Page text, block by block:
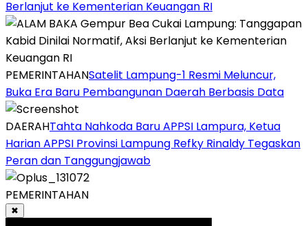
Berlanjut ke Kementerian Keuangan RI
PEMERINTAHANSatelit Lampung-1 Resmi Meluncur,
Buka Era Baru Pembangunan Daerah Berbasis Data
DAERAHTahta Nahkoda Baru APPSI Lampura, Ketua
Harian APPSI Provinsi Lampung Refky Rinaldy Tegaskan
Peran dan Tanggungjawab
PEMERINTAHAN
✖